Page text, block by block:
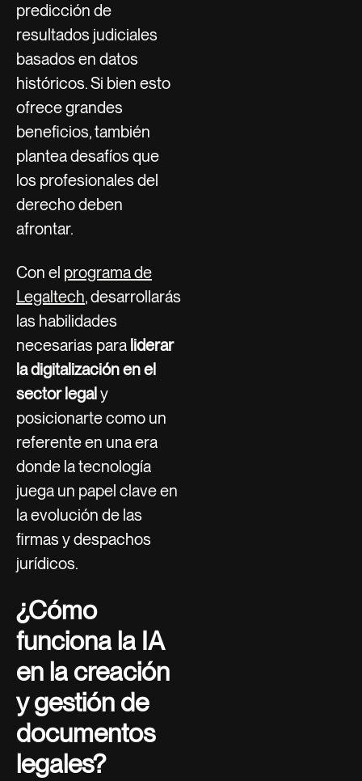
predicción de
resultados judiciales
basados en datos
históricos. Si bien esto
ofrece grandes
beneficios, también
plantea desafíos que
los profesionales del
derecho deben
afrontar.
Con el programa de
Legaltech, desarrollarás
las habilidades
necesarias para liderar
la digitalización en el
sector legaly
posicionarte como un
referente en una era
donde la tecnología
juega un papel clave en
la evolución de las
firmas y despachos
jurídicos.
¿Cómo
funciona la IA
en la creación
y gestión de
documentos
legales?